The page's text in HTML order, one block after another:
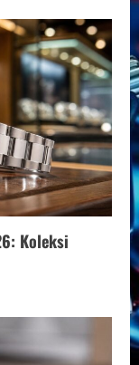
Koleksi